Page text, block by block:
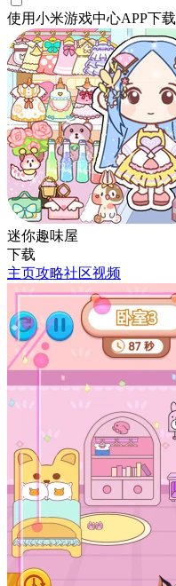
使用小米游戏中心APP下载
迷你趣味屋
下载
主页攻略社区视频